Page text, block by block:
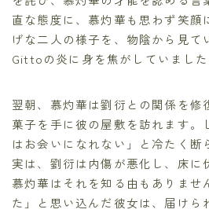
直な態度に、慕灼華も思わず笑顔
げな二人の様子を、物陰から見て
Gittoの炎に身を焦がしていました
翌朝、慕灼華は劉衍との関係を修
菓子を手に彼の屋敷を訪れます。
はお会いになれない」と冷たく断
実は、劉衍は内傷が悪化し、床に
慕灼華はそれを知る由もありませ
た」と思い込んだ彼女は、届けら